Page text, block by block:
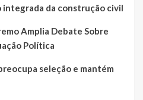
integrada da construção civil
Amplia Debate Sobre
Política
seleção e mantém